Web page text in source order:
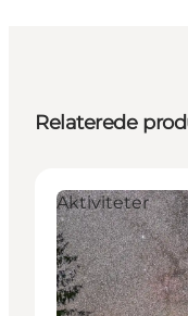
Relaterede
Aktiviteter